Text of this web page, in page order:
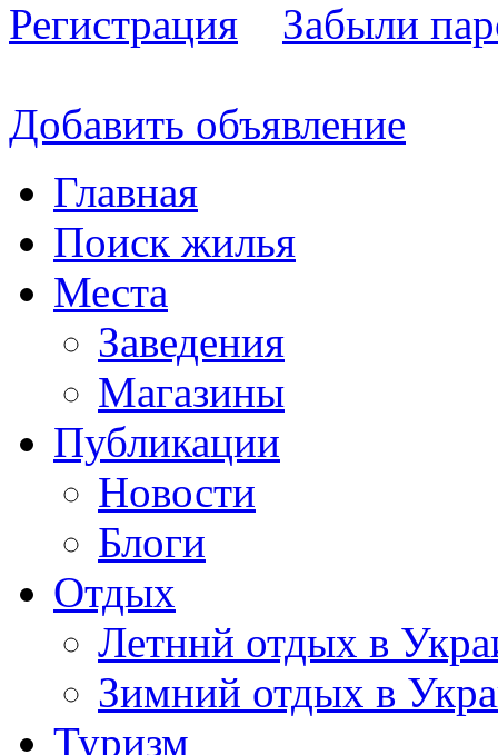
Регистрация Забыли
Добавить объявление
Главная
Поиск жилья
Места
Заведения
Магазины
Публикации
Новости
Блоги
Отдых
Летннй отдых в
Зимний отдых в
Туризм